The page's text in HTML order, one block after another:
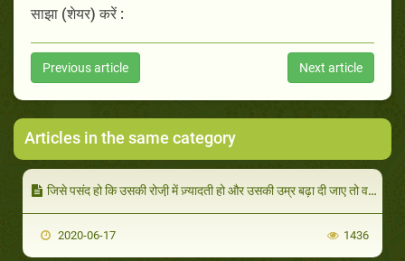
साझा (शेयर) करें :
Previous article Next article
Articles in the same category
जिसे पसंद हो कि उसकी रोजी़ में ज़्यादती हो और उसकी उम्र बढ़ा दी जाए तो वह रिश्तेदारी निभाए।
2020-06-17 1436